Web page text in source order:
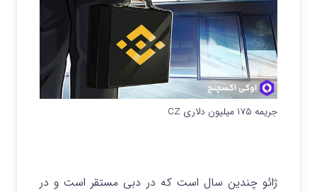
جریمه ۱۷۵ میلیون دلاری CZ
ژائو چندین سال است که در دبی مستقر است و در